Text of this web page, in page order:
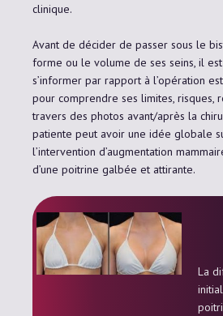
clinique.
Avant de décider de passer sous le
forme ou le volume de ses seins, il
s’informer par rapport à l’opération
pour comprendre ses limites, risques,
travers des photos avant/après la
patiente peut avoir une idée globale
l’intervention d’augmentation
d’une poitrine galbée et attirante.
La